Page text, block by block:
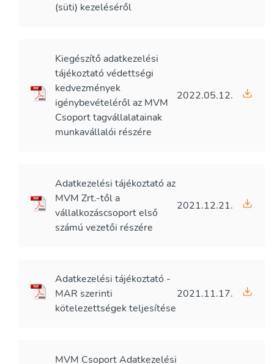
(süti) kezeléséről
Kiegészítő adatkezelési
tájékoztató védettségi
kedvezmények
igénybevételéről az MVM
Csoport tagvállalatainak
munkavállalói részére
2022.05.12.
Adatkezelési tájékoztató az
MVM Zrt.-től a
vállalkozáscsoport első
számú vezetői részére
2021.12.21.
Adatkezelési tájékoztató -
MAR szerinti
kötelezettségek teljesítése
2021.11.17.
MVM Csoport Adatkezelési